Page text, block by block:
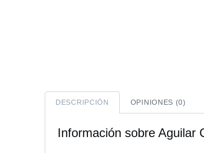
DESCRIPCIÓN OPINIONES (0)
Información sobre Aguilar